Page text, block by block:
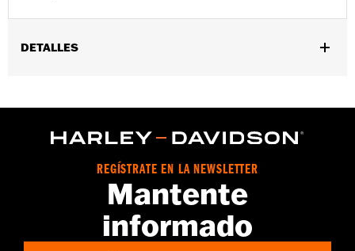
DETALLES
Anchura:24 Inches
REGÍSTRATE EN LA NEWSLETTER
Mantente
informado